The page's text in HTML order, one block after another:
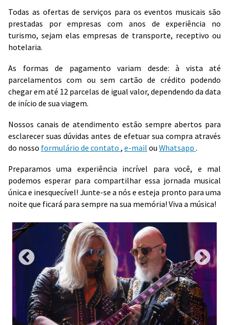
Todas as ofertas de serviços para os eventos musicais são
prestadas por empresas com anos de experiência no
turismo, sejam elas empresas de transporte, receptivo ou
hotelaria.
As formas de pagamento variam desde: à vista até
parcelamentos com ou sem cartão de crédito podendo
chegar em até 12 parcelas de igual valor, dependendo da data
de início de sua viagem.
Nossos canais de atendimento estão sempre abertos para
esclarecer suas dúvidas antes de efetuar sua compra através
do nosso formulário de contato , e-mail ou Whatsapp .
Preparamos uma experiência incrível para você, e mal
podemos esperar para compartilhar essa jornada musical
única e inesquecível! Junte-se a nós e esteja pronto para uma
noite que ficará para sempre na sua memória! Viva a música!